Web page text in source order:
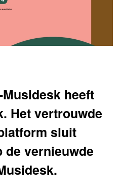
heeft
Het vertrouwde
sluit
de vernieuwde